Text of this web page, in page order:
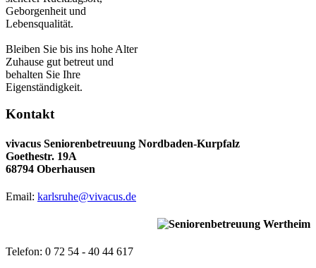
Geborgenheit und
Lebensqualität.
Bleiben Sie bis ins hohe Alter
Zuhause gut betreut und
behalten Sie Ihre
Eigenständigkeit.
Kontakt
vivacus Seniorenbetreuung Nordbaden-Kurpfalz
Goethestr. 19A
68794 Oberhausen
Email: karlsruhe@vivacus.de
Telefon: 0 72 54 - 40 44 617